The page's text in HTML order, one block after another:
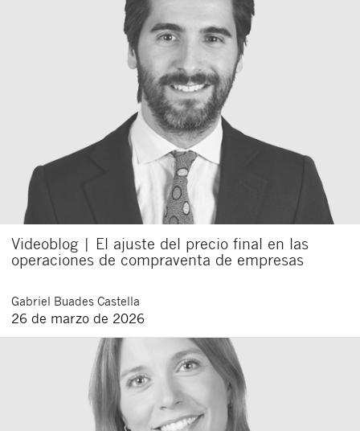
Videoblog | El ajuste del precio final en las
operaciones de compraventa de empresas
Gabriel Buades Castella
26 de marzo de 2026